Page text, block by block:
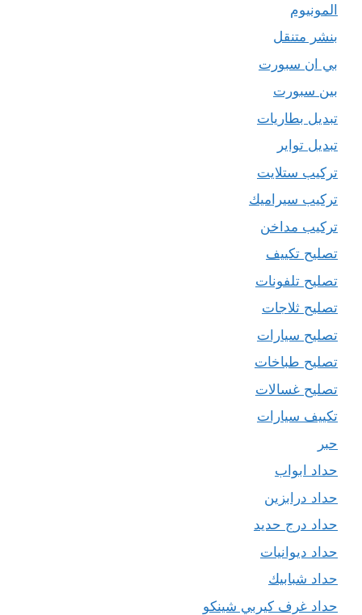
المونيوم
بنشر متنقل
بي ان سبورت
بين سبورت
تبديل بطاريات
تبديل تواير
تركيب ستلايت
تركيب سيراميك
تركيب مداخن
تصليح تكييف
تصليح تلفونات
تصليح ثلاجات
تصليح سيارات
تصليح طباخات
تصليح غسالات
تكييف سيارات
حبر
حداد ابواب
حداد درابزين
حداد درج حديد
حداد ديوانيات
حداد شبابيك
حداد غرف كيربي شينكو